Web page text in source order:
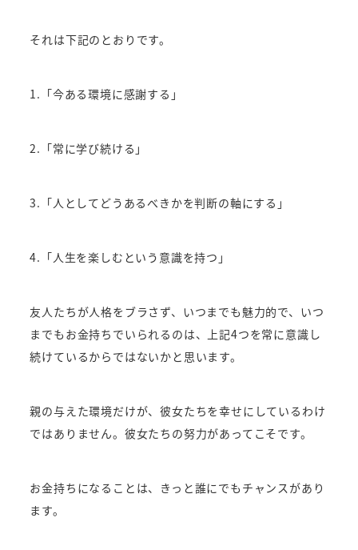
それは下記のとおりです。
1.「今ある環境に感謝する」
2.「常に学び続ける」
3.「人としてどうあるべきかを判断の軸にする」
4.「人生を楽しむという意識を持つ」
友人たちが人格をブラさず、いつまでも魅力的で、いつ
までもお金持ちでいられるのは、上記4つを常に意識し
続けているからではないかと思います。
親の与えた環境だけが、彼女たちを幸せにしているわけ
ではありません。彼女たちの努力があってこそです。
お金持ちになることは、きっと誰にでもチャンスがあり
ます。